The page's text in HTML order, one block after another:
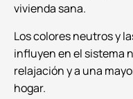
vivienda sana.
Los colores neutros y
influyen en el sistema
relajación y a una
hogar.